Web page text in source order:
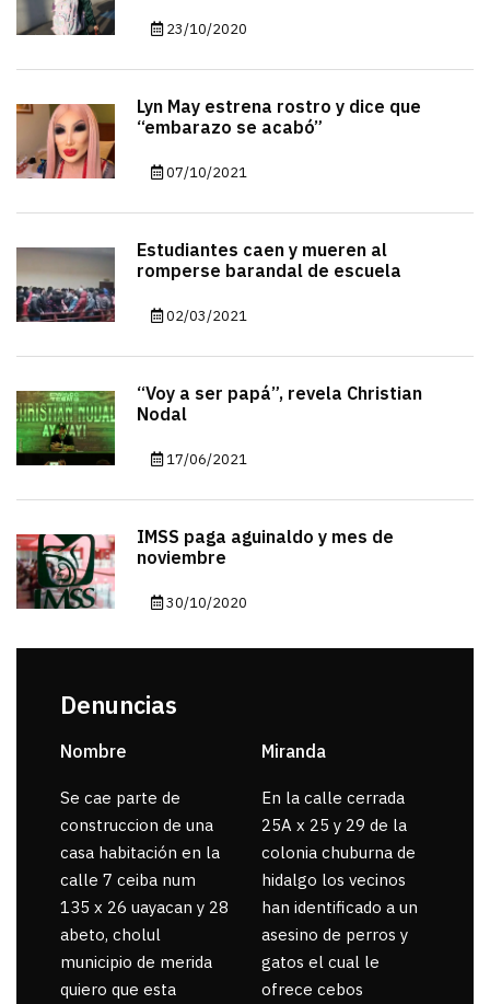
23/10/2020
Lyn May estrena rostro y dice que
“embarazo se acabó”
07/10/2021
Estudiantes caen y mueren al
romperse barandal de escuela
02/03/2021
“Voy a ser papá”, revela Christian
Nodal
17/06/2021
IMSS paga aguinaldo y mes de
noviembre
30/10/2020
Denuncias
Nombre
Se cae parte de
construccion de una
casa habitación en la
calle 7 ceiba num
135 x 26 uayacan y 28
abeto, cholul
municipio de merida
quiero que esta
Miranda
En la calle cerrada
25A x 25 y 29 de la
colonia chuburna de
hidalgo los vecinos
han identificado a un
asesino de perros y
gatos el cual le
ofrece cebos